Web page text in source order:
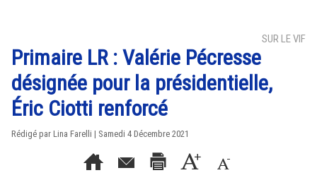
SUR LE VIF
Primaire LR : Valérie Pécresse
désignée pour la présidentielle,
Éric Ciotti renforcé
Rédigé par Lina Farelli | Samedi 4 Décembre 2021